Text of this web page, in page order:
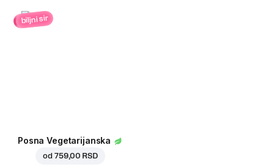
biljni sir
Posna Vegetarijanska
od 759,00 RSD